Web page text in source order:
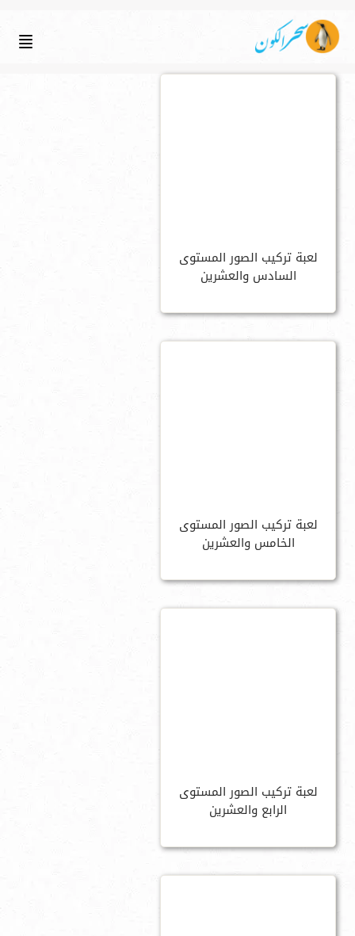
لعبة تركيب الصور المستوى
السادس والعشرين
لعبة تركيب الصور المستوى
الخامس والعشرين
لعبة تركيب الصور المستوى
الرابع والعشرين